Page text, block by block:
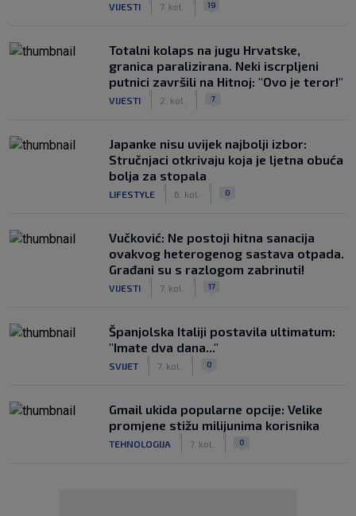
VIJESTI 7. kol. 19
Totalni kolaps na jugu Hrvatske,
granica paralizirana. Neki iscrpljeni
putnici završili na Hitnoj: "Ovo je teror!"
VIJESTI 2. kol. 7
Japanke nisu uvijek najbolji izbor:
Stručnjaci otkrivaju koja je ljetna obuća
bolja za stopala
LIFESTYLE 6. kol. 0
Vučković: Ne postoji hitna sanacija
ovakvog heterogenog sastava otpada.
Građani su s razlogom zabrinuti!
VIJESTI 7. kol. 17
Španjolska Italiji postavila ultimatum:
"Imate dva dana..."
SVIJET 7. kol. 0
Gmail ukida popularne opcije: Velike
promjene stižu milijunima korisnika
TEHNOLOGIJA 7. kol. 0